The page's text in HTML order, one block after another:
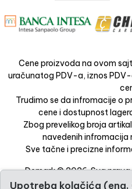
Cene proizvoda na ovom
uračunatog PDV-a, iznos
Trudimo se da infromacije o
cene i dostupnost
Zbog prevelikog broja
navedenih infromacija
Sve tačne i precizne
Demark © 2026. Sva
prodavnice
Upotreba kolačića (eng.